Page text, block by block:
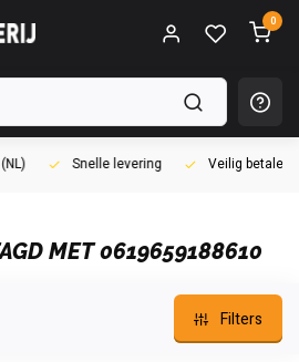
0
Snelle levering Veilig betalen
MET 0619659188610
Filters